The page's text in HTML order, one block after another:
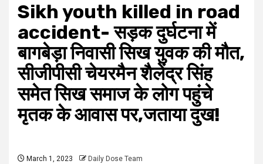
Sikh youth killed in road
accident- सड़क दुर्घटना में
बागबेड़ा निवासी सिख युवक की मौत,
सीजीपीसी चेयरमैन शैलेंद्र सिंह
समेत सिख समाज के लोग पहुंचे
मृतक के आवास पर,जताया दुख!
March 1, 2023 Daily Dose Team